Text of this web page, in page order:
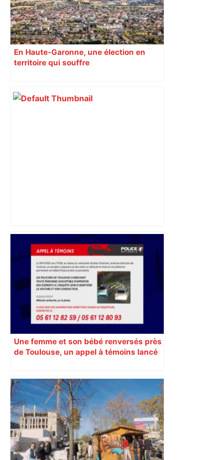
En Haute-Garonne, une élection en
territoire qui souffre
les agriculteurs manifestent malgré les
interdictions
Une femme et son bébé renversés près
de Toulouse, un appel à témoins lancé